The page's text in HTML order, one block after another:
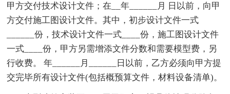
甲方交付技术设计文件；在__年______月 日以前，向甲
方交付施工图设计文件。其中，初步设计文件一式
______份，技术设计文件一式____份，施工图设计文件
一式____份，甲方另需增添文件分数和需要模型费，另
行收费。 年______月______日以前，乙方必须向甲方提
交完毕所有设计文件(包括概预算文件，材料设备清单)。